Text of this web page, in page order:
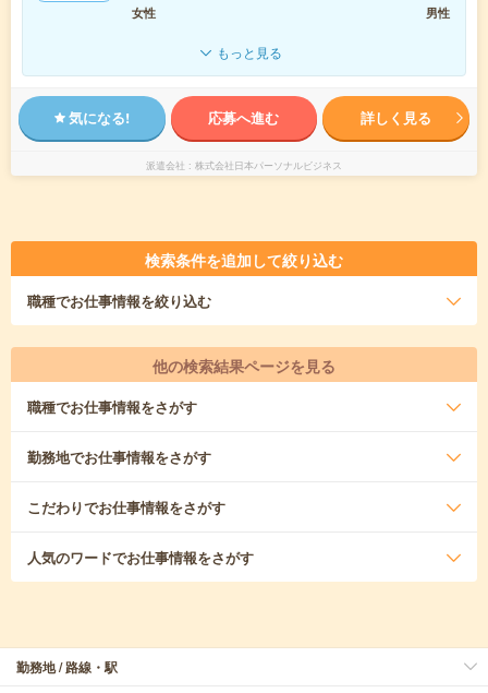
女性
男性
もっと見る
気になる! 応募へ進む 詳しく見る
派遣会社 株式会社日本パーソナルビジネス
検索条件を追加して絞り込む
職種でお仕事情報を絞り込む
他の検索結果ページを見る
職種でお仕事情報をさがす
勤務地でお仕事情報をさがす
こだわりでお仕事情報をさがす
人気のワードでお仕事情報をさがす
勤務地 / 路線・駅